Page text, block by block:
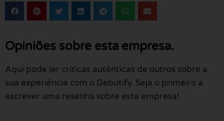
Opiniões sobre esta empresa.
Aqui pode ler críticas autênticas de outros sobre a
sua experiência com o Debutify. Seja o primeiro a
escrever uma resenha sobre esta empresa!